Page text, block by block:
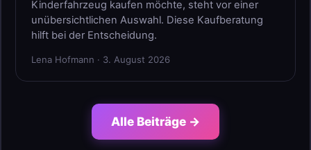
Kinderfahrzeug kaufen möchte, steht vor einer
unübersichtlichen Auswahl. Diese Kaufberatung
hilft bei der Entscheidung.
Lena Hofmann · 3. August 2026
Alle Beiträge →